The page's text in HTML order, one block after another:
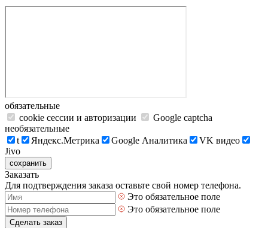
обязательные
cookie сессии и авторизации
Google captcha
необязательные
t
Яндекс.Метрика Google Аналитика
VK видео
Jivo
сохранить
Заказать
Для подтверждения заказа оставьте свой номер телефона.
Это обязательное поле
Это обязательное поле
Сделать заказ